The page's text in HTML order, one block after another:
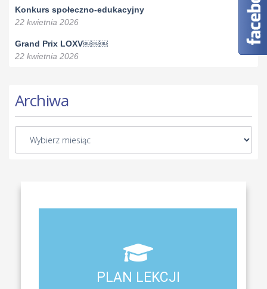
Konkurs społeczno-edukacyjny
22 kwietnia 2026
Grand Prix LOXV￼￼￼
22 kwietnia 2026
Archiwa
PLAN LEKCJI
PLAN LEKCJI